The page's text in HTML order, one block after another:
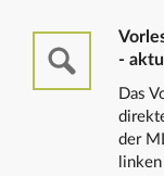
-
Das
der